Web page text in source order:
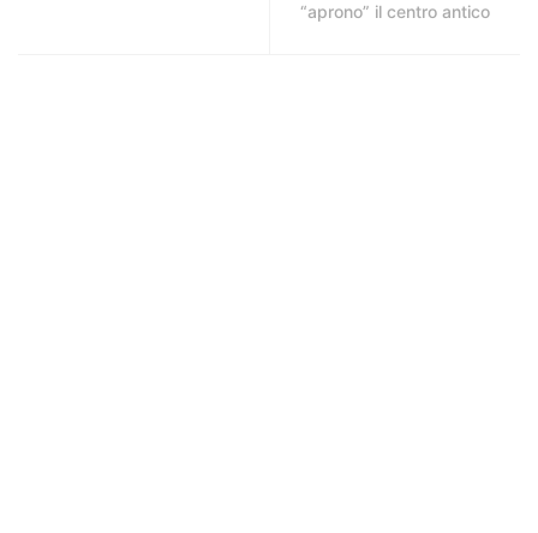
“aprono” il centro antico